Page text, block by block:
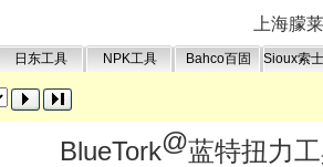
上海朦
日东工具 NPK工具 Bahco百固 Sioux索
BlueTork@蓝特扭力